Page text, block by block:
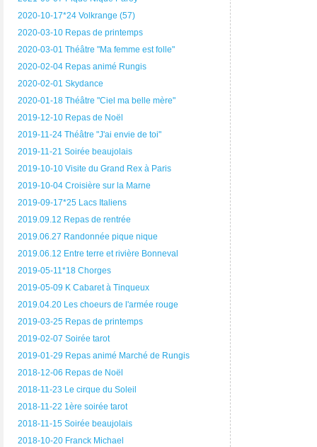
2020-10-17*24 Volkrange (57)
2020-03-10 Repas de printemps
2020-03-01 Théâtre "Ma femme est folle"
2020-02-04 Repas animé Rungis
2020-02-01 Skydance
2020-01-18 Théâtre "Ciel ma belle mère"
2019-12-10 Repas de Noël
2019-11-24 Théâtre "J'ai envie de toi"
2019-11-21 Soirée beaujolais
2019-10-10 Visite du Grand Rex à Paris
2019-10-04 Croisière sur la Marne
2019-09-17*25 Lacs Italiens
2019.09.12 Repas de rentrée
2019.06.27 Randonnée pique nique
2019.06.12 Entre terre et rivière Bonneval
2019-05-11*18 Chorges
2019-05-09 K Cabaret à Tinqueux
2019.04.20 Les choeurs de l'armée rouge
2019-03-25 Repas de printemps
2019-02-07 Soirée tarot
2019-01-29 Repas animé Marché de Rungis
2018-12-06 Repas de Noël
2018-11-23 Le cirque du Soleil
2018-11-22 1ère soirée tarot
2018-11-15 Soirée beaujolais
2018-10-20 Franck Michael